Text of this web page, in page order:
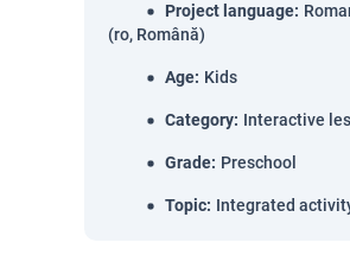
Project language:
(ro, Română)
Age: Kids
Category: Interactive
Grade: Preschool
Topic: Integrated